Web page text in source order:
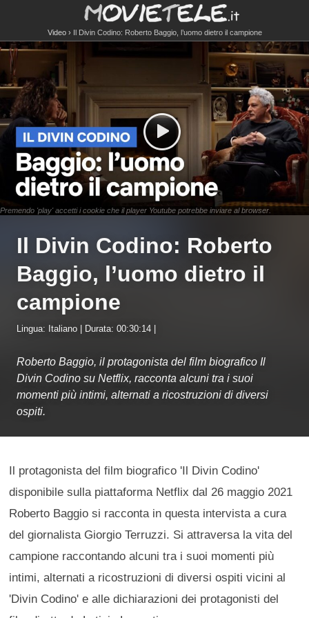
Video Il Divin Codino: Roberto Baggio, l’uomo dietro il campione
Premendo 'play' accetti i cookie che il player Youtube potrebbe inviare al browser.
Il Divin Codino: Roberto
Baggio, l’uomo dietro il
campione
Lingua: Italiano | Durata: 00:30:14 |
Roberto Baggio, il protagonista del film biografico Il
Divin Codino su Netflix, racconta alcuni tra i suoi
momenti più intimi, alternati a ricostruzioni di diversi
ospiti.
Il protagonista del film biografico 'Il Divin Codino'
disponibile sulla piattaforma Netflix dal 26 maggio 2021
Roberto Baggio si racconta in questa intervista a cura
del giornalista Giorgio Terruzzi. Si attraversa la vita del
campione raccontando alcuni tra i suoi momenti più
intimi, alternati a ricostruzioni di diversi ospiti vicini al
'Divin Codino' e alle dichiarazioni dei protagonisti del